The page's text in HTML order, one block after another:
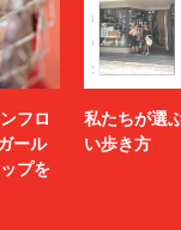
フロ
ール
プを
私たちが選
い歩き方